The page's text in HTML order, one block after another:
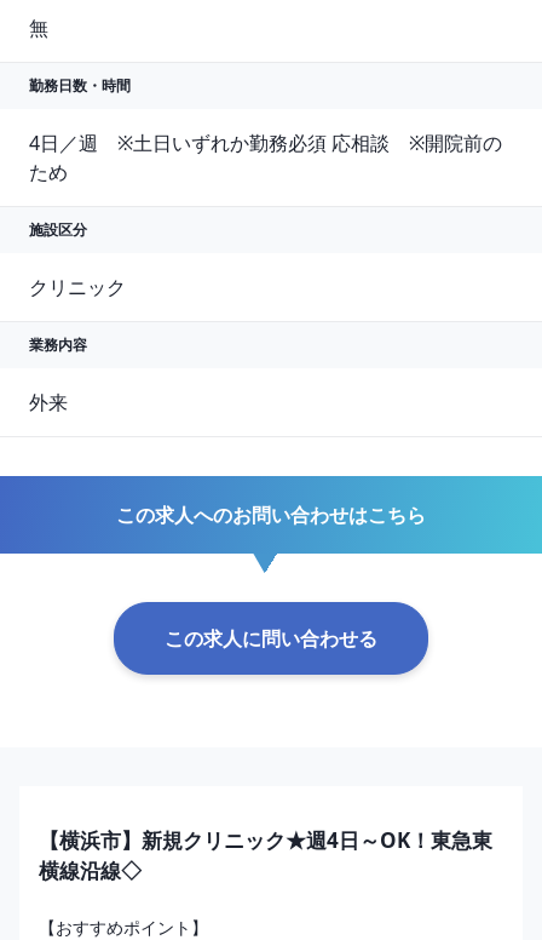
無
勤務日数・時間
4日／週　※土日いずれか勤務必須 応相談　※開院前の
ため
施設区分
クリニック
業務内容
外来
この求人へのお問い合わせはこちら
この求人に問い合わせる
【横浜市】新規クリニック★週4日～OK！東急東
横線沿線◇
【おすすめポイント】